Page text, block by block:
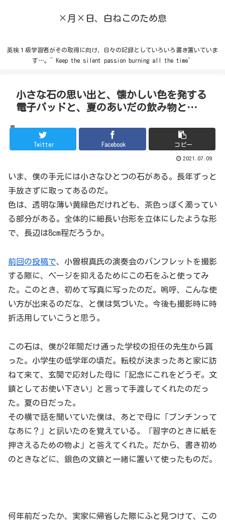
×月×日、白ねこのため息
英検１級学習者がその取得に向け、日々の記録としていろいろ書き置いていま
す…。”Keep the silent passion burning all the time”
小さな石の思い出と、懐かしい色を発する
電子パッドと、夏のあいだの飲み物と…
Twitter Facebook コピー
2021.07.09
いま、僕の手元には小さなひとつの石がある。長年ずっと
手放さずに取ってあるのだ。
色は、透明な薄い黄緑色だけれども、茶色っぽく濁ってい
る部分がある。全体的に細長い台形を立体にしたような形
で、長辺は8cm程だろうか。
前回の投稿で、小曽根真氏の演奏会のパンフレットを撮影
する際に、ページを抑えるためにこの石をふと使ってみ
た。このとき、初めて写真に写ったのだ。嗚呼、こんな使
い方が出来るのだな、と僕は気づいた。今後も撮影時に時
折活用していこうと思う。
この石は、僕が2年間だけ通った学校の担任の先生から貰
った。小学生の低学年の頃だ。転校が決まったあと家に訪
ねて来て、玄関で応対した母に「記念にこれをどうぞ。文
鎮としてお使い下さい」と言って手渡してくれたのだっ
た。夏の日だった。
その横で話を聞いていた僕は、あとで母に「ブンチンって
なあに？」と訊いたのを覚えている。「習字のときに紙を
押さえるための物よ」と答えてくれた。だから、書き初め
のときなどに、銀色の文鎮と一緒に置いて使ったものだ。
何年前だったか、実家に帰省した際にふと見つけて、この